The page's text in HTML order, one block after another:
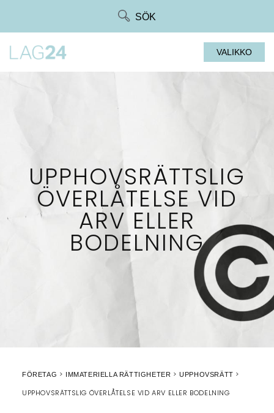
SÖK
VALIKKO
UPPHOVSRÄTTSLIG
ÖVERLÅTELSE VID
ARV ELLER
BODELNING
FÖRETAG IMMATERIELLA RÄTTIGHETER UPPHOVSRÄTT
UPPHOVSRÄTTSLIG ÖVERLÅTELSE VID ARV ELLER BODELNING